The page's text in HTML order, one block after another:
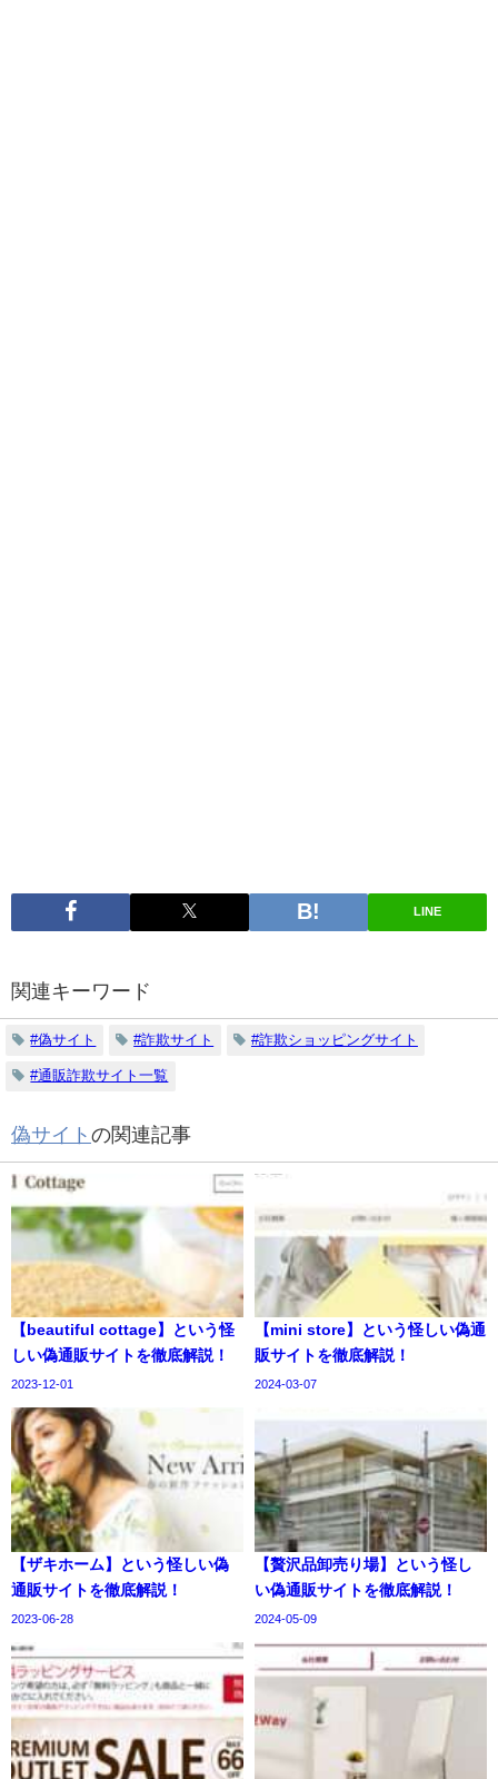
LINE
関連キーワード
#偽サイト #詐欺サイト #詐欺ショッピングサイト
#通販詐欺サイト一覧
偽サイト の関連記事
【beautiful cottage】という怪
しい偽通販サイトを徹底解説！
2023-12-01
【mini store】という怪しい偽通
販サイトを徹底解説！
2024-03-07
【ザキホーム】という怪しい偽
通販サイトを徹底解説！
2023-06-28
【贅沢品卸売り場】という怪し
い偽通販サイトを徹底解説！
2024-05-09